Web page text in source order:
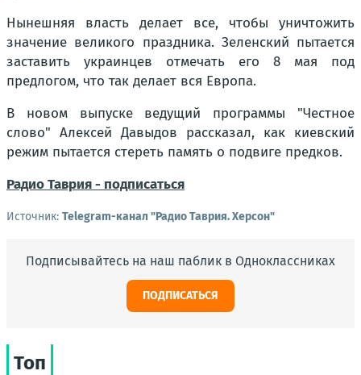
Нынешняя власть делает все, чтобы уничтожить
значение великого праздника. Зеленский пытается
заставить украинцев отмечать его 8 мая под
предлогом, что так делает вся Европа.
В новом выпуске ведущий программы "Честное
слово" Алексей Давыдов рассказал, как киевский
режим пытается стереть память о подвиге предков.
Радио Таврия - подписаться
Источник: Telegram-канал "Радио Таврия. Херсон"
Подписывайтесь на наш паблик в Одноклассниках
ПОДПИСАТЬСЯ
Топ